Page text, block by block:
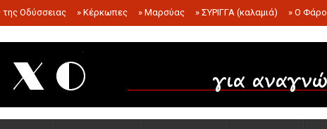
της Οδύσσειας » Κέρκωπες » Μαρσύας » ΣΥΡΙΓΓΑ (καλαμιά) » Ο
.